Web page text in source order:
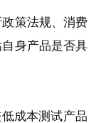
策法规、消费
身产品是否具
成本测试产品